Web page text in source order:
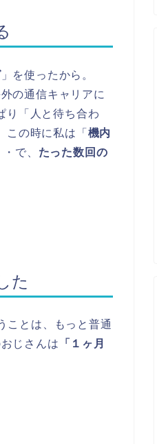
」を使ったから。
の通信キャリアに
り「人と待ち合わ
の時に私は「 機内
で、 たった数回の
た
ことは、もっと普通
じさんは 「１ヶ月